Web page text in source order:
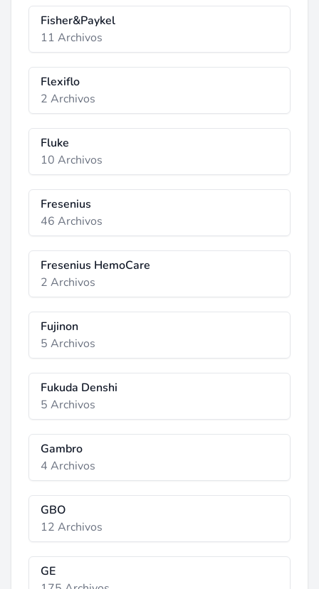
Fisher&Paykel
11 Archivos
Flexiflo
2 Archivos
Fluke
10 Archivos
Fresenius
46 Archivos
Fresenius HemoCare
2 Archivos
Fujinon
5 Archivos
Fukuda Denshi
5 Archivos
Gambro
4 Archivos
GBO
12 Archivos
GE